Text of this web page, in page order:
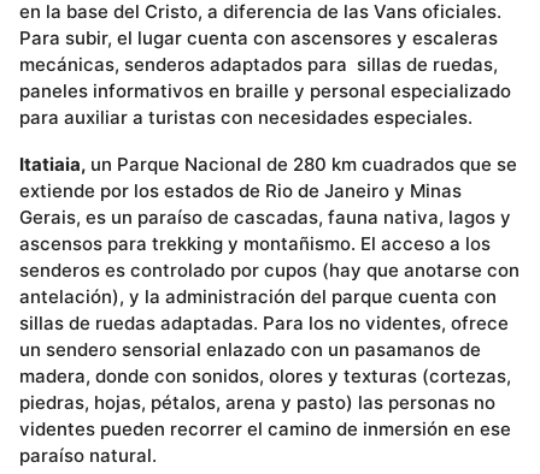
en la base del Cristo, a diferencia de las Vans oficiales.
Para subir, el lugar cuenta con ascensores y escaleras
mecánicas, senderos adaptados para sillas de ruedas,
paneles informativos en braille y personal especializado
para auxiliar a turistas con necesidades especiales.
Itatiaia, un Parque Nacional de 280 km cuadrados que se
extiende por los estados de Rio de Janeiro y Minas
Gerais, es un paraíso de cascadas, fauna nativa, lagos y
ascensos para trekking y montañismo. El acceso a los
senderos es controlado por cupos (hay que anotarse con
antelación), y la administración del parque cuenta con
sillas de ruedas adaptadas. Para los no videntes, ofrece
un sendero sensorial enlazado con un pasamanos de
madera, donde con sonidos, olores y texturas (cortezas,
piedras, hojas, pétalos, arena y pasto) las personas no
videntes pueden recorrer el camino de inmersión en ese
paraíso natural.